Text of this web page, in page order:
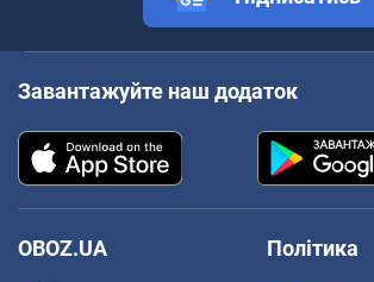
Завантажуйте наш додаток
OBOZ.UA
Політика